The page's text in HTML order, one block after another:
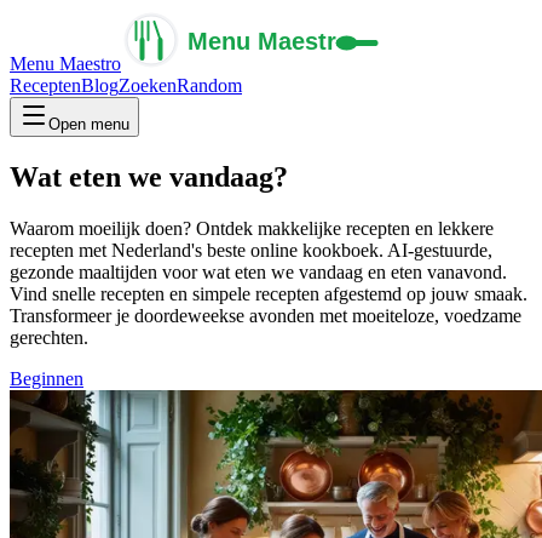
Menu Maestro
ReceptenBlogZoekenRandom
Open menu
Wat eten we vandaag?
Waarom moeilijk doen? Ontdek makkelijke recepten en lekkere
recepten met Nederland's beste online kookboek. AI-gestuurde,
gezonde maaltijden voor wat eten we vandaag en eten vanavond.
Vind snelle recepten en simpele recepten afgestemd op jouw smaak.
Transformeer je doordeweekse avonden met moeiteloze, voedzame
gerechten.
Beginnen